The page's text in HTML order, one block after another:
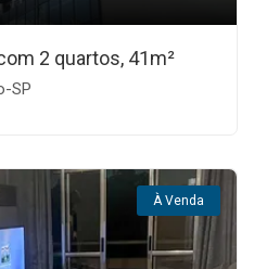
2 quartos, 41m²
SP
À Venda